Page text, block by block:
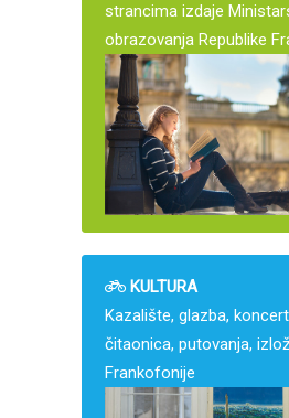
strancima izdaje
obrazovanja Republike
KULTURA
Kazalište, glazba,
čitaonica, putovanja,
Frankofonije